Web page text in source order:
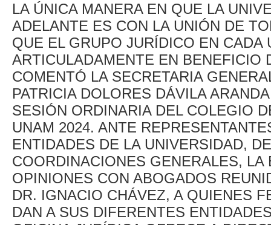
LA ÚNICA MANERA EN QUE LA
ADELANTE ES CON LA UNIÓN DE
QUE EL GRUPO JURÍDICO EN
ARTICULADAMENTE EN BENEFICIO
COMENTÓ LA SECRETARIA
PATRICIA DOLORES DÁVILA
SESIÓN ORDINARIA DEL COLEGIO
UNAM 2024. ANTE
ENTIDADES DE LA UNIVERSIDAD,
COORDINACIONES GENERALES,
OPINIONES CON ABOGADOS
DR. IGNACIO CHÁVEZ, A QUIENES
DAN A SUS DIFERENTES